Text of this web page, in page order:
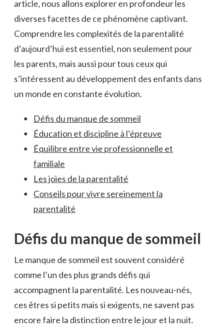
article, nous allons explorer en profondeur les
diverses facettes de ce phénomène captivant.
Comprendre les complexités de la parentalité
d’aujourd’hui est essentiel, non seulement pour
les parents, mais aussi pour tous ceux qui
s’intéressent au développement des enfants dans
un monde en constante évolution.
Défis du manque de sommeil
Éducation et discipline à l’épreuve
Équilibre entre vie professionnelle et
familiale
Les joies de la parentalité
Conseils pour vivre sereinement la
parentalité
Défis du manque de sommeil
Le manque de sommeil est souvent considéré
comme l’un des plus grands défis qui
accompagnent la parentalité. Les nouveau-nés,
ces êtres si petits mais si exigents, ne savent pas
encore faire la distinction entre le jour et la nuit.